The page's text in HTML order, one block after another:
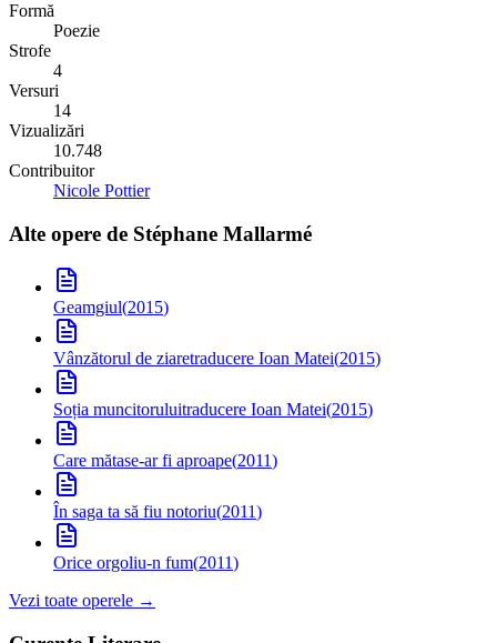
Formă
Poezie
Strofe
4
Versuri
14
Vizualizări
10.748
Contribuitor
Nicole Pottier
Alte opere de Stéphane Mallarmé
Geamgiul(2015)
Vânzătorul de ziaretraducere Ioan Matei(2015)
Soția muncitoruluitraducere Ioan Matei(2015)
Care mătase-ar fi aproape(2011)
În saga ta să fiu notoriu(2011)
Orice orgoliu-n fum(2011)
Vezi toate operele →